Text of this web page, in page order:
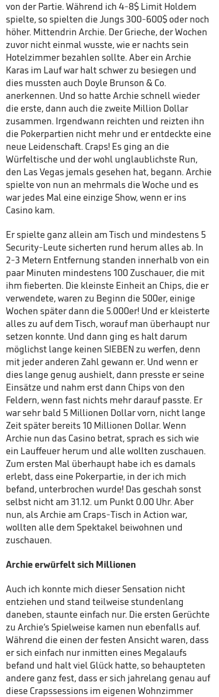
von der Partie. Während ich 4-8$ Limit Holdem
spielte, so spielten die Jungs 300-600$ oder noch
höher. Mittendrin Archie. Der Grieche, der Wochen
zuvor nicht einmal wusste, wie er nachts sein
Hotelzimmer bezahlen sollte. Aber ein Archie
Karas im Lauf war halt schwer zu besiegen und
dies mussten auch Doyle Brunson & Co.
anerkennen. Und so hatte Archie schnell wieder
die erste, dann auch die zweite Million Dollar
zusammen. Irgendwann reichten und reizten ihn
die Pokerpartien nicht mehr und er entdeckte eine
neue Leidenschaft. Craps! Es ging an die
Würfeltische und der wohl unglaublichste Run,
den Las Vegas jemals gesehen hat, begann. Archie
spielte von nun an mehrmals die Woche und es
war jedes Mal eine einzige Show, wenn er ins
Casino kam.
Er spielte ganz allein am Tisch und mindestens 5
Security-Leute sicherten rund herum alles ab. In
2-3 Metern Entfernung standen innerhalb von ein
paar Minuten mindestens 100 Zuschauer, die mit
ihm fieberten. Die kleinste Einheit an Chips, die er
verwendete, waren zu Beginn die 500er, einige
Wochen später dann die 5.000er! Und er kleisterte
alles zu auf dem Tisch, worauf man überhaupt nur
setzen konnte. Und dann ging es halt darum
möglichst lange keinen SIEBEN zu werfen, denn
mit jeder anderen Zahl gewann er. Und wenn er
dies lange genug aushielt, dann presste er seine
Einsätze und nahm erst dann Chips von den
Feldern, wenn fast nichts mehr darauf passte. Er
war sehr bald 5 Millionen Dollar vorn, nicht lange
Zeit später bereits 10 Millionen Dollar. Wenn
Archie nun das Casino betrat, sprach es sich wie
ein Lauffeuer herum und alle wollten zuschauen.
Zum ersten Mal überhaupt habe ich es damals
erlebt, dass eine Pokerpartie, in der ich mich
befand, unterbrochen wurde! Das geschah sonst
selbst nicht am 31.12. um Punkt 0.00 Uhr. Aber
nun, als Archie am Craps-Tisch in Action war,
wollten alle dem Spektakel beiwohnen und
zuschauen.
Archie erwürfelt sich Millionen
Auch ich konnte mich dieser Sensation nicht
entziehen und stand teilweise stundenlang
daneben, staunte einfach nur. Die ersten Gerüchte
zu Archie‘s Spielweise kamen nun ebenfalls auf.
Während die einen der festen Ansicht waren, dass
er sich einfach nur inmitten eines Megalaufs
befand und halt viel Glück hatte, so behaupteten
andere ganz fest, dass er sich jahrelang genau auf
diese Crapssessions im eigenen Wohnzimmer